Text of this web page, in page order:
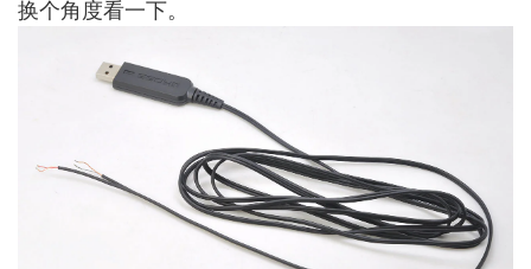
换个角度看一下。